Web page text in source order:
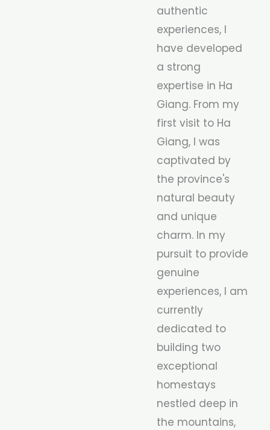
authentic
experiences, I
have developed
a strong
expertise in Ha
Giang. From my
first visit to Ha
Giang, I was
captivated by
the province's
natural beauty
and unique
charm. In my
pursuit to provide
genuine
experiences, I am
currently
dedicated to
building two
exceptional
homestays
nestled deep in
the mountains,